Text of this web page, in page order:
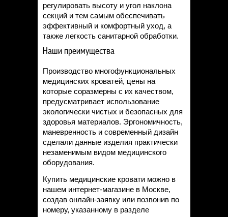
регулировать высоту и угол наклона
секций и тем самым обеспечивать
эффективный и комфортный уход, а
также легкость санитарной обработки.
Наши преимущества
Производство многофункциональных
медицинских кроватей, цены на
которые соразмерны с их качеством,
предусматривает использование
экологически чистых и безопасных для
здоровья материалов. Эргономичность,
маневренность и современный дизайн
сделали данные изделия практически
незаменимым видом медицинского
оборудования.
Купить медицинские кровати можно в
нашем интернет-магазине в Москве,
создав онлайн-заявку или позвонив по
номеру, указанному в разделе